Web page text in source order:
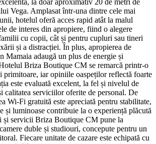
Vega. Amplasat într-una dintre cele mai
hotelul oferă acces rapid atât la malul
de interes din apropiere, fiind o alegere
cu copii, cât și pentru cupluri sau tineri
și a distracției. În plus, apropierea de
Mamaia adaugă un plus de energie și
Briza Boutique CM se remarcă printr-o
primitoare, iar opiniile oaspeților reflectă foarte
este evaluată excelent, la fel și nivelul de
calitatea serviciilor oferite de personal. De
Wi-Fi gratuită este apreciată pentru stabilitate,
și luminoase contribuie la o experiență plăcută
și servicii Briza Boutique CM pune la
duble și studiouri, concepute pentru un
Fiecare unitate de cazare este echipată cu